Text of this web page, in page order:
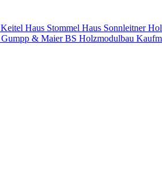
Keitel Haus Stommel Haus Sonnleitner
Gumpp & MaierBS Holzmodulbau